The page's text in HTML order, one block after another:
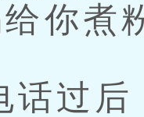
你煮
过后